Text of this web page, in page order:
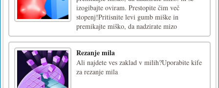
izogibajte oviram. Prestopite čim več
stopenj!Pritisnite levi gumb miške in
premikajte miško, da nadzirate mizo
Rezanje mila
Ali najdete ves zaklad v milih?Uporabite kife
za rezanje mila